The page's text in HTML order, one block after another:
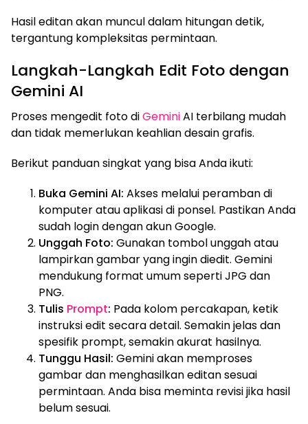
Hasil editan akan muncul dalam hitungan detik,
tergantung kompleksitas permintaan.
Langkah-Langkah Edit Foto dengan
Gemini AI
Proses mengedit foto diGeminiAI terbilang mudah
dan tidak memerlukan keahlian desain grafis.
Berikut panduan singkat yang bisa Anda ikuti:
Buka Gemini AI: Akses melalui peramban di
komputer atau aplikasi di ponsel. Pastikan Anda
sudah login dengan akun Google.
Unggah Foto: Gunakan tombol unggah atau
lampirkan gambar yang ingin diedit. Gemini
mendukung format umum seperti JPG dan
PNG.
Tulis Prompt: Pada kolom percakapan, ketik
instruksi edit secara detail. Semakin jelas dan
spesifik prompt, semakin akurat hasilnya.
Tunggu Hasil: Gemini akan memproses
gambar dan menghasilkan editan sesuai
permintaan. Anda bisa meminta revisi jika hasil
belum sesuai.